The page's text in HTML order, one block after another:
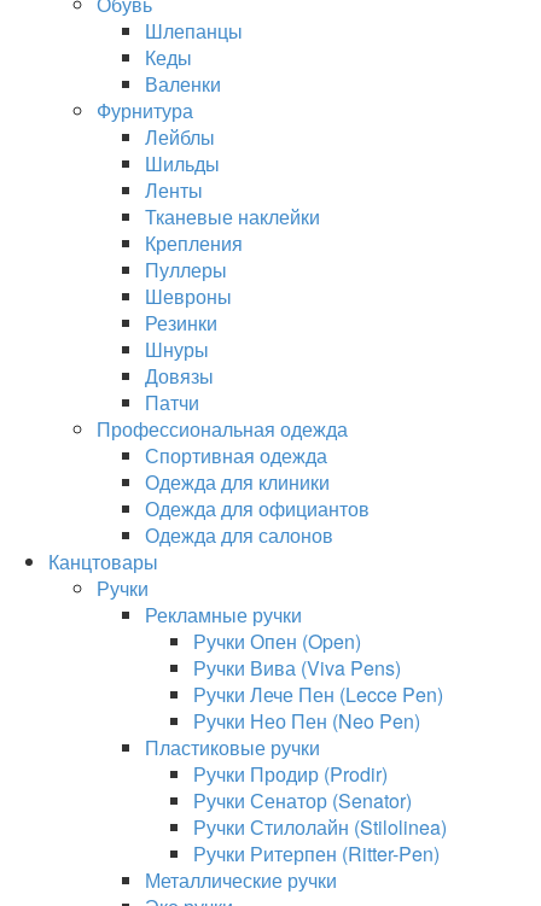
Шлепанцы
Кеды
Валенки
Фурнитура
Лейблы
Шильды
Ленты
Тканевые наклейки
Крепления
Пуллеры
Шевроны
Резинки
Шнуры
Довязы
Патчи
Профессиональная одежда
Спортивная одежда
Одежда для клиники
Одежда для официантов
Одежда для салонов
Канцтовары
Ручки
Рекламные ручки
Ручки Опен (Open)
Ручки Вива (Viva Pens)
Ручки Лече Пен (Lecce Pen)
Ручки Нео Пен (Neo Pen)
Пластиковые ручки
Ручки Продир (Prodir)
Ручки Сенатор (Senator)
Ручки Стилолайн (Stilolinea)
Ручки Ритерпен (Ritter-Pen)
Металлические ручки